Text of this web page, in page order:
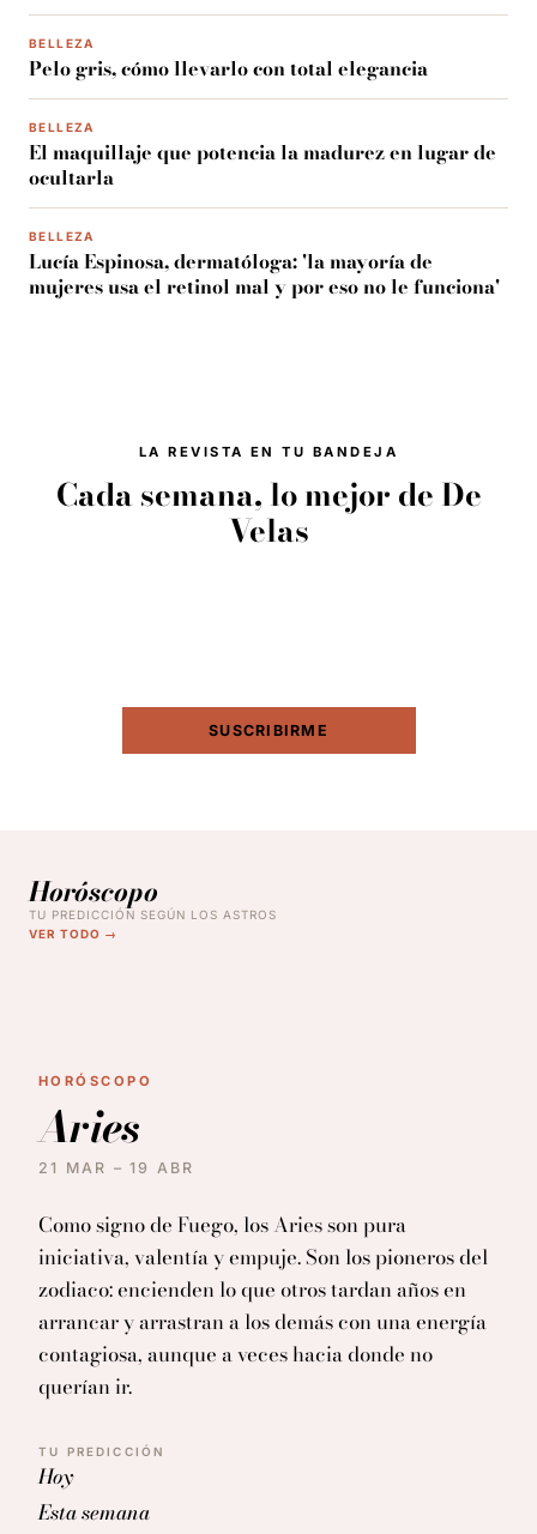
BELLEZA
Pelo gris, cómo llevarlo con total elegancia
BELLEZA
El maquillaje que potencia la madurez en lugar de
ocultarla
BELLEZA
Lucía Espinosa, dermatóloga: 'la mayoría de
mujeres usa el retinol mal y por eso no le funciona'
LA REVISTA EN TU BANDEJA
Cada semana, lo mejor de De
Velas
SUSCRIBIRME
Horóscopo
TU PREDICCIÓN SEGÚN LOS ASTROS
VER TODO →
HORÓSCOPO
Aries
21 MAR – 19 ABR
Como signo de Fuego, los Aries son pura
iniciativa, valentía y empuje. Son los pioneros del
zodiaco: encienden lo que otros tardan años en
arrancar y arrastran a los demás con una energía
contagiosa, aunque a veces hacia donde no
querían ir.
TU PREDICCIÓN
Hoy
Esta semana